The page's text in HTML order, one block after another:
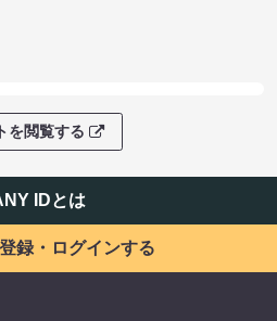
を閲覧する
IDとは
録・ログインする